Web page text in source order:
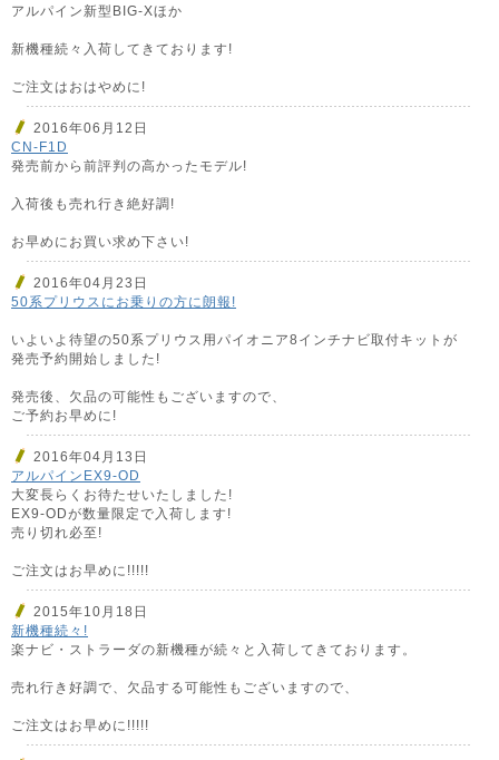
アルパイン新型BIG-Xほか
新機種続々入荷してきております!
ご注文はおはやめに!
2016年06月12日
CN-F1D
発売前から前評判の高かったモデル!
入荷後も売れ行き絶好調!
お早めにお買い求め下さい!
2016年04月23日
50系プリウスにお乗りの方に朗報!
いよいよ待望の50系プリウス用パイオニア8インチナビ取付キットが
発売予約開始しました!
発売後、欠品の可能性もございますので、
ご予約お早めに!
2016年04月13日
アルパインEX9-OD
大変長らくお待たせいたしました!
EX9-ODが数量限定で入荷します!
売り切れ必至!
ご注文はお早めに!!!!!
2015年10月18日
新機種続々!
楽ナビ・ストラーダの新機種が続々と入荷してきております。
売れ行き好調で、欠品する可能性もございますので、
ご注文はお早めに!!!!!